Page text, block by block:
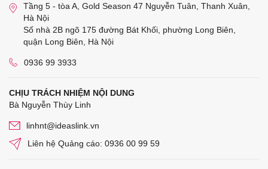
Tầng 5 - tòa A, Gold Season 47 Nguyễn Tuân, Thanh Xuân,
Hà Nội
Số nhà 2B ngõ 175 đường Bát Khối, phường Long Biên,
quận Long Biên, Hà Nội
0936 99 3933
CHỊU TRÁCH NHIỆM NỘI DUNG
Bà Nguyễn Thùy Linh
linhnt@ideaslink.vn
Liên hệ Quảng cáo: 0936 00 99 59